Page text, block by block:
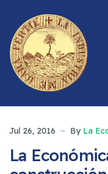
Jul 26, 2016 By La
La